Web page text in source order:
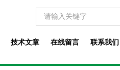
技术文章 在线留言 联系我们